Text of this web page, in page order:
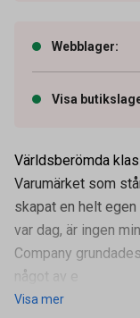
Webblager:
Visa
Världsberömda
Varumärket som
skapat en helt
var dag, är ingen
Company
något av e
Visa mer
Artikelnummer
Övrigt
Tidigare
Leverantörens